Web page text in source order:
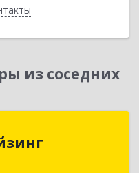
из соседних
Франчайзинг
г, Деповская